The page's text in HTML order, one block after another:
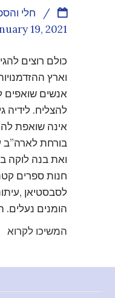
חלי
/
19, 2021
כולם רוצים
וארץ
אנשים שואפים
להצליח. לידיה
אינה שואפת
בורחת
ואת בנה לוקה
חנות ספרים
לסבסטיאן
הומנים
המשיכו לקרוא